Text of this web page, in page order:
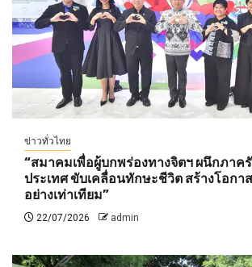
ข่าวทั่วไทย
“สมาคมเพื่อผู้บกพร่องทางจิตฯ ผนึกภาค
ประเทศ ขับเคลื่อนทักษะชีวิต สร้างโอกา
อย่างเท่าเทียม”
22/07/2026 admin